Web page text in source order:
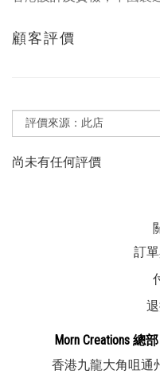
顧客評價
尚未有任何評價
訂
Morn Creations 總部
香港九龍大角咀通